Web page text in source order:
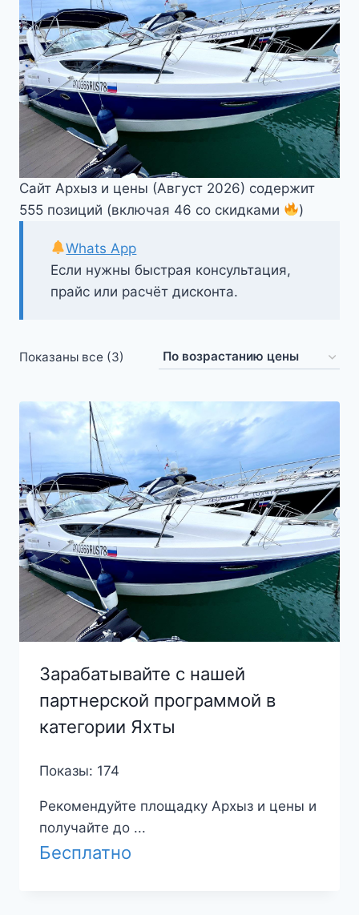
Сайт Архыз и цены (Август 2026) содержит
555 позиций (включая 46 со скидками
)
Если нужны быстрая консультация,
прайс или расчёт дисконта.
Whats App
Показаны все (3)
возрастанию
Зарабатывайте с нашей
партнерской программой в
категории Яхты
Показы: 174
Рекомендуйте площадку Архыз и цены и
получайте до ...
Бесплатно